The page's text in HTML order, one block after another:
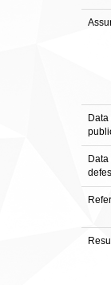
Data
Data